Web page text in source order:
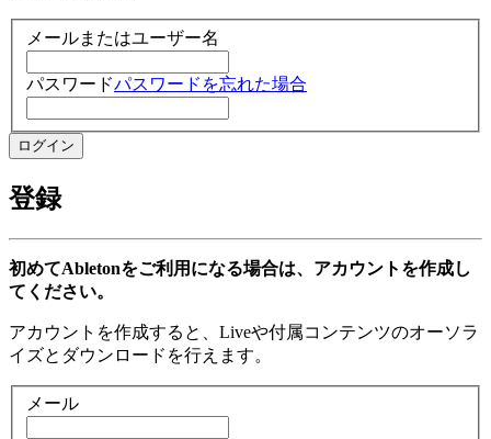
メールまたはユーザー名
パスワードパスワードを忘れた場合
登録
初めてAbletonをご利用になる場合は、アカウントを作成し
てください。
アカウントを作成すると、Liveや付属コンテンツのオーソラ
イズとダウンロードを行えます。
メール